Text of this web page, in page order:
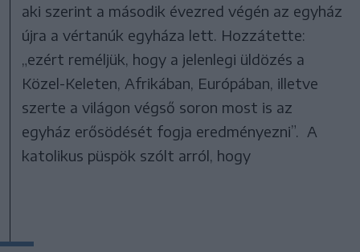
aki szerint a második évezred végén az egyház
újra a vértanúk egyháza lett. Hozzátette:
„ezért reméljük, hogy a jelenlegi üldözés a
Közel-Keleten, Afrikában, Európában, illetve
szerte a világon végső soron most is az
egyház erősödését fogja eredményezni”. A
katolikus püspök szólt arról, hogy